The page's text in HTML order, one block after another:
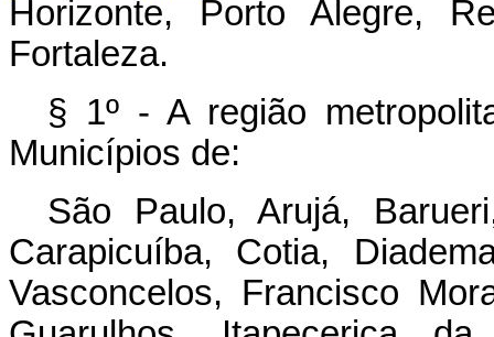
Horizonte, Porto Alegre,
Fortaleza.
§ 1º - A região
Municípios de:
São Paulo, Arujá,
Carapicuíba, Cotia,
Vasconcelos, Francisco